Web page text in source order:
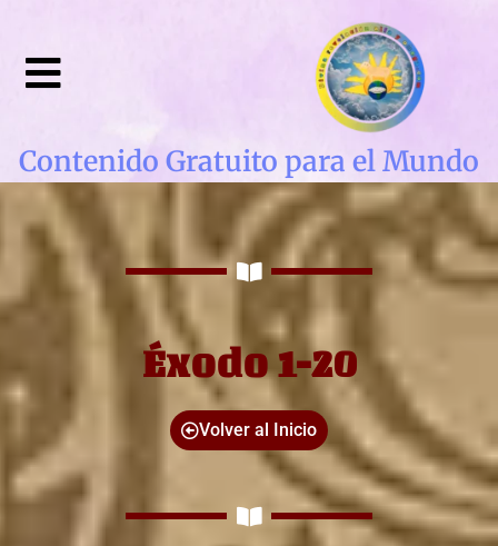
Contenido Gratuito para el Mundo
Éxodo 1-20
Volver al Inicio